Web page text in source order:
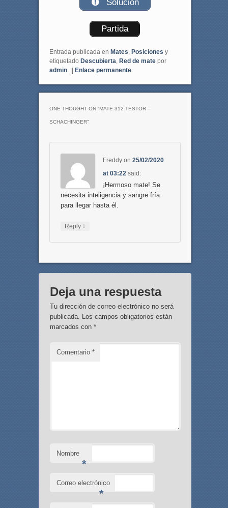
Solución
Partida
Entrada publicada en Mates, Posiciones y
etiquetado Descubierta, Red de matepor
admin. || Enlace permanente.
ONE THOUGHT ON “MATE 312 TESTOR –
SCHACHINGER”
Freddyon 25/02/2020
at 03:22 said:
¡Hermoso mate! Se
necesita inteligencia y sangre fría
para llegar hasta él.
Reply ↓
Deja una respuesta
Tu dirección de correo electrónico no será
publicada. Los campos obligatorios están
marcados con *
Comentario *
Nombre
*
Correo electrónico
*